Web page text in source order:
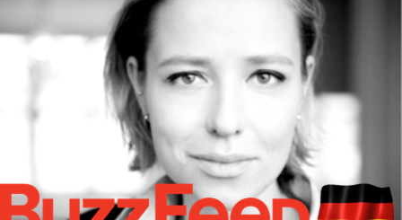
Chefredakteurin
BuzzFeed
Deutschland